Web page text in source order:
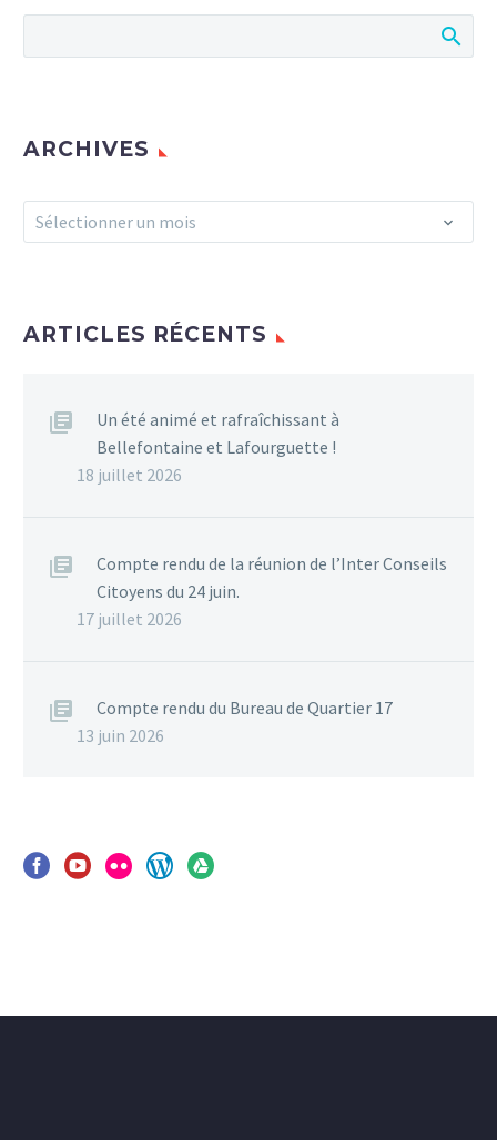
ARCHIVES
Archives
Sélectionner un mois
ARTICLES RÉCENTS
Un été animé et rafraîchissant à
Bellefontaine et Lafourguette !
18 juillet 2026
Compte rendu de la réunion de l’Inter Conseils
Citoyens du 24 juin.
17 juillet 2026
Compte rendu du Bureau de Quartier 17
13 juin 2026